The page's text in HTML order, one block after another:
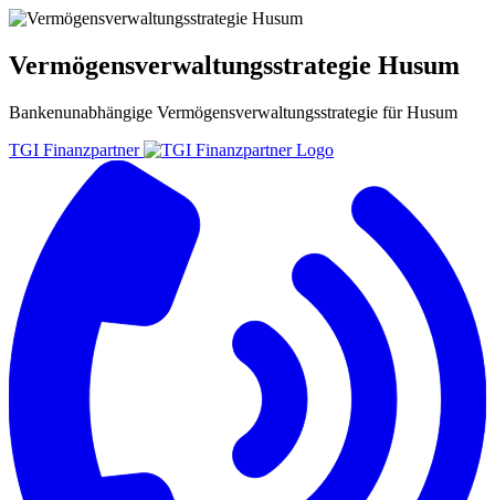
Vermögensverwaltungsstrategie Husum
Bankenunabhängige Vermögensverwaltungsstrategie fürHusum
TGI Finanzpartner